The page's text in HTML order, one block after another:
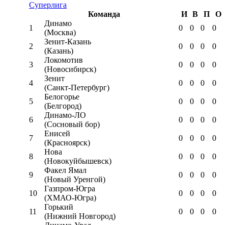
Суперлига
Команда
И В П
О
1
Динамо
(Москва)
0 0 0 0
2
Зенит-Казань
(Казань)
0 0 0 0
3
Локомотив
(Новосибирск)
0 0 0 0
4
Зенит
(Санкт-Петербург)
0 0 0 0
5
Белогорье
(Белгород)
0 0 0 0
6
Динамо-ЛО
(Сосновый бор)
0 0 0 0
7
Енисей
(Красноярск)
0 0 0 0
8
Нова
(Новокуйбышевск)
0 0 0 0
9
Факел Ямал
(Новый Уренгой)
0 0 0 0
10
Газпром-Югра
(ХМАО-Югра)
0 0 0 0
11
Горький
(Нижний Новгород)
0 0 0 0